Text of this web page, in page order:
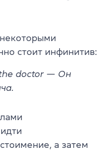
стоит инфинитив:
doctor — Он
а затем